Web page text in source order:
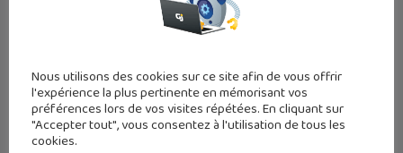
Nous utilisons des cookies sur ce site afin de vous offrir
l'expérience la plus pertinente en mémorisant vos
préférences lors de vos visites répétées. En cliquant sur
"Accepter tout", vous consentez à l'utilisation de tous les
cookies.